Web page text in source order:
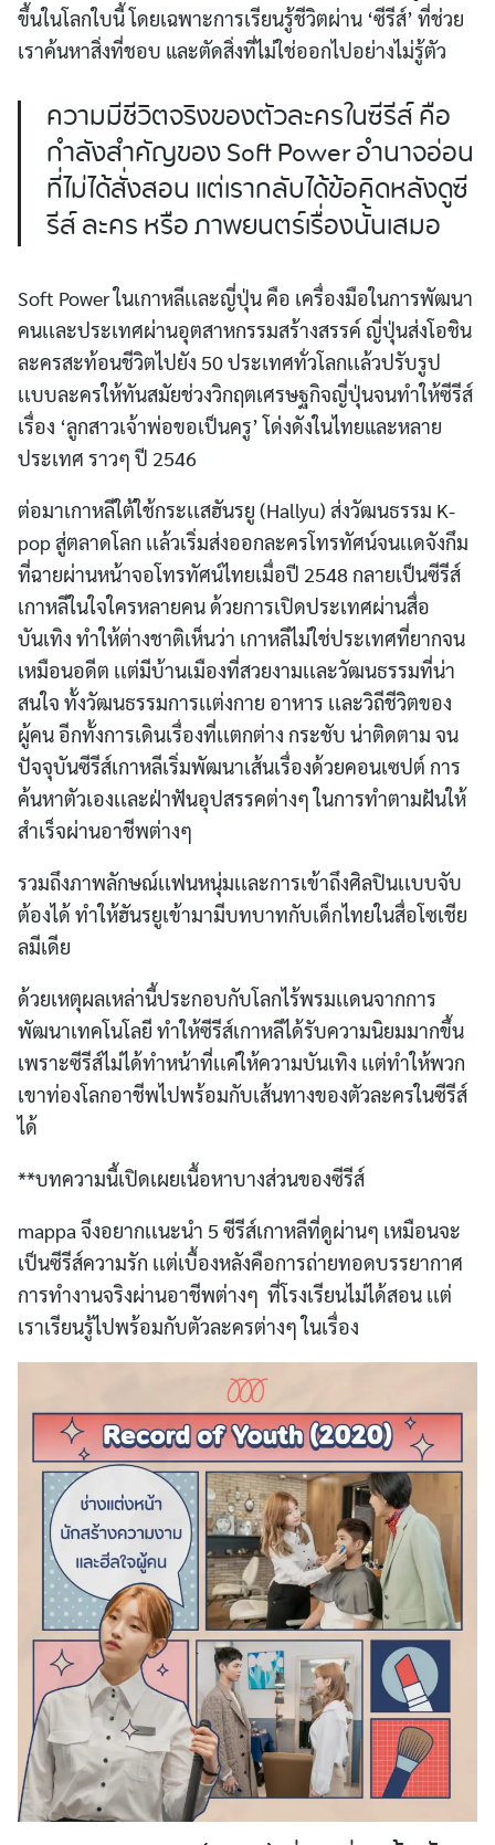
ขึ้นในโลกใบนี้ โดยเฉพาะการเรียนรู้ชีวิตผ่าน ‘ซีรีส์’ ที่ช่วย
เราค้นหาสิ่งที่ชอบ และตัดสิ่งที่ไม่ใช่ออกไปอย่างไม่รู้ตัว
ความมีชีวิตจริงของตัวละครในซีรีส์ คือ
กำลังสำคัญของ Soft Power อำนาจอ่อน
ที่ไม่ได้สั่งสอน เเต่เรากลับได้ข้อคิดหลังดูซี
รีส์ ละคร หรือ ภาพยนตร์เรื่องนั้นเสมอ
Soft Power ในเกาหลีเเละญี่ปุ่น คือ เครื่องมือในการพัฒนา
คนเเละประเทศผ่านอุตสาหกรรมสร้างสรรค์ ญี่ปุ่นส่งโอชิน
ละครสะท้อนชีวิตไปยัง 50 ประเทศทั่วโลกเเล้วปรับรูป
เเบบละครให้ทันสมัยช่วงวิกฤตเศรษฐกิจญี่ปุ่นจนทำให้ซีรีส์
เรื่อง ‘ลูกสาวเจ้าพ่อขอเป็นครู’ โด่งดังในไทยและหลาย
ประเทศ ราวๆ ปี 2546
ต่อมาเกาหลีใต้ใช้กระเเสฮันรยู (Hallyu) ส่งวัฒนธรรม K-
pop สู่ตลาดโลก เเล้วเริ่มส่งออกละครโทรทัศน์จนเเดจังกึม
ที่ฉายผ่านหน้าจอโทรทัศน์ไทยเมื่อปี 2548 กลายเป็นซีรีส์
เกาหลีในใจใครหลายคน ด้วยการเปิดประเทศผ่านสื่อ
บันเทิง ทำให้ต่างชาติเห็นว่า เกาหลีไม่ใช่ประเทศที่ยากจน
เหมือนอดีต เเต่มีบ้านเมืองที่สวยงามเเละวัฒนธรรมที่น่า
สนใจ ทั้งวัฒนธรรมการเเต่งกาย อาหาร เเละวิถีชีวิตของ
ผู้คน อีกทั้งการเดินเรื่องที่เเตกต่าง กระชับ น่าติดตาม จน
ปัจจุบันซีรีส์เกาหลีเริ่มพัฒนาเส้นเรื่องด้วยคอนเซปต์ การ
ค้นหาตัวเองเเละฝ่าฟันอุปสรรคต่างๆ ในการทำตามฝันให้
สำเร็จผ่านอาชีพต่างๆ
รวมถึงภาพลักษณ์เเฟนหนุ่มเเละการเข้าถึงศิลปินเเบบจับ
ต้องได้ ทำให้ฮันรยูเข้ามามีบทบาทกับเด็กไทยในสื่อโซเชีย
ลมีเดีย
ด้วยเหตุผลเหล่านี้ประกอบกับโลกไร้พรมเเดนจากการ
พัฒนาเทคโนโลยี ทำให้ซีรีส์เกาหลีได้รับความนิยมมากขึ้น
เพราะซีรีส์ไม่ได้ทำหน้าที่เเค่ให้ความบันเทิง เเต่ทำให้พวก
เขาท่องโลกอาชีพไปพร้อมกับเส้นทางของตัวละครในซีรีส์
ได้
**บทความนี้เปิดเผยเนื้อหาบางส่วนของซีรีส์
mappa จึงอยากเเนะนำ 5 ซีรีส์เกาหลีที่ดูผ่านๆ เหมือนจะ
เป็นซีรีส์ความรัก เเต่เบื้องหลังคือการถ่ายทอดบรรยากาศ
การทำงานจริงผ่านอาชีพต่างๆ ที่โรงเรียนไม่ได้สอน เเต่
เราเรียนรู้ไปพร้อมกับตัวละครต่างๆ ในเรื่อง